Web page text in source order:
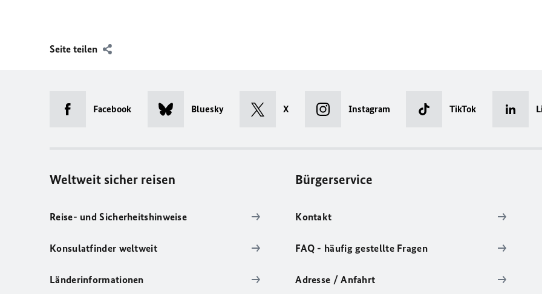
Seite teilen
Facebook Bluesky X Instagram TikTok
Weltweit sicher reisen
Reise- und Sicherheitshinweise
Konsulatfinder weltweit
Länderinformationen
Bürgerservice
Kontakt
FAQ - häufig gestellte Fragen
Adresse / Anfahrt